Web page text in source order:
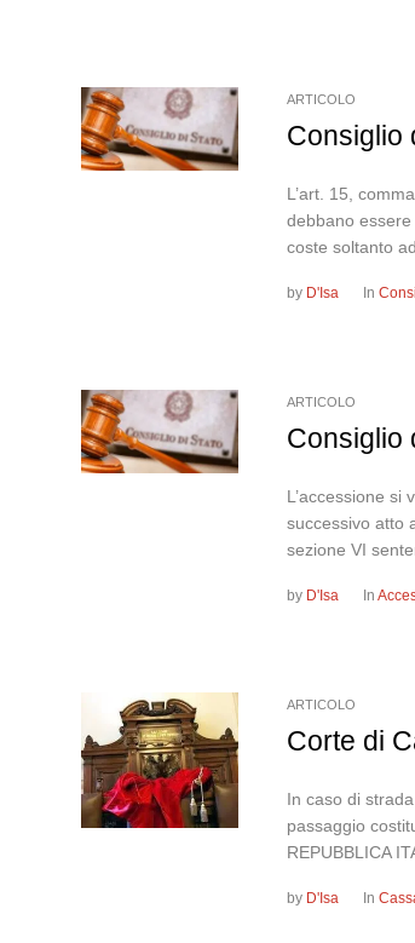
ARTICOLO
Consiglio
L’art. 15,
debbano
coste soltanto
by D'Isa In
ARTICOLO
Consiglio
L’accessione
successivo atto
sezione VI
by D'Isa In
ARTICOLO
Corte di
In caso di
passaggio
REPUBBLICA
by D'Isa In